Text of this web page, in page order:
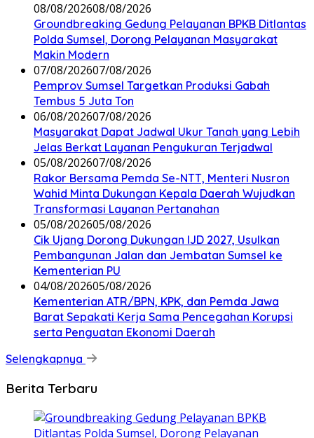
08/08/202608/08/2026
Groundbreaking Gedung Pelayanan BPKB Ditlantas
Polda Sumsel, Dorong Pelayanan Masyarakat
Makin Modern
07/08/202607/08/2026
Pemprov Sumsel Targetkan Produksi Gabah
Tembus 5 Juta Ton
06/08/202607/08/2026
Masyarakat Dapat Jadwal Ukur Tanah yang Lebih
Jelas Berkat Layanan Pengukuran Terjadwal
05/08/202607/08/2026
Rakor Bersama Pemda Se-NTT, Menteri Nusron
Wahid Minta Dukungan Kepala Daerah Wujudkan
Transformasi Layanan Pertanahan
05/08/202605/08/2026
Cik Ujang Dorong Dukungan IJD 2027, Usulkan
Pembangunan Jalan dan Jembatan Sumsel ke
Kementerian PU
04/08/202605/08/2026
Kementerian ATR/BPN, KPK, dan Pemda Jawa
Barat Sepakati Kerja Sama Pencegahan Korupsi
serta Penguatan Ekonomi Daerah
Selengkapnya
Berita Terbaru